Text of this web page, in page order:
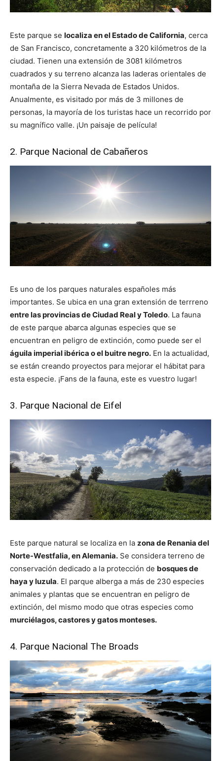
Este parque se localiza en el Estado de California, cerca
de San Francisco, concretamente a 320 kilómetros de la
ciudad. Tienen una extensión de 3081 kilómetros
cuadrados y su terreno alcanza las laderas orientales de
montaña de la Sierra Nevada de Estados Unidos.
Anualmente, es visitado por más de 3 millones de
personas, la mayoría de los turistas hace un recorrido por
su magnífico valle. ¡Un paisaje de película!
2. Parque Nacional de Cabañeros
Es uno de los parques naturales españoles más
importantes. Se ubica en una gran extensión de terrreno
entre las provincias de Ciudad Real y Toledo. La fauna
de este parque abarca algunas especies que se
encuentran en peligro de extinción, como puede ser el
águila imperial ibérica o el buitre negro. En la actualidad,
se están creando proyectos para mejorar el hábitat para
esta especie. ¡Fans de la fauna, este es vuestro lugar!
3. Parque Nacional de Eifel
Este parque natural se localiza en la zona de Renania del
Norte-Westfalia, en Alemania. Se considera terreno de
conservación dedicado a la protección de bosques de
haya y luzula. El parque alberga a más de 230 especies
animales y plantas que se encuentran en peligro de
extinción, del mismo modo que otras especies como
murciélagos, castores y gatos monteses.
4. Parque Nacional The Broads